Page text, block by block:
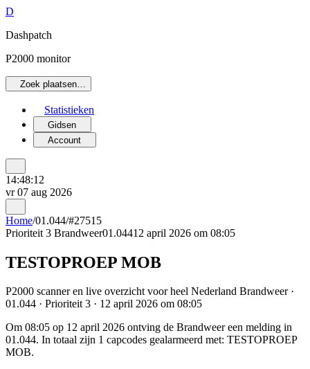
D
Dashpatch
P2000 monitor
Zoek plaatsen…
Statistieken
Gidsen
Account
14:48:12
vr 07 aug 2026
Home/01.044/#27515
Prioriteit 3 Brandweer01.04412 april 2026 om 08:05
TESTOPROEP MOB
P2000 scanner en live overzicht voor heel Nederland Brandweer ·
01.044 · Prioriteit 3 · 12 april 2026 om 08:05
Om 08:05 op 12 april 2026 ontving de Brandweer een melding in
01.044. In totaal zijn 1 capcodes gealarmeerd met: TESTOPROEP
MOB.